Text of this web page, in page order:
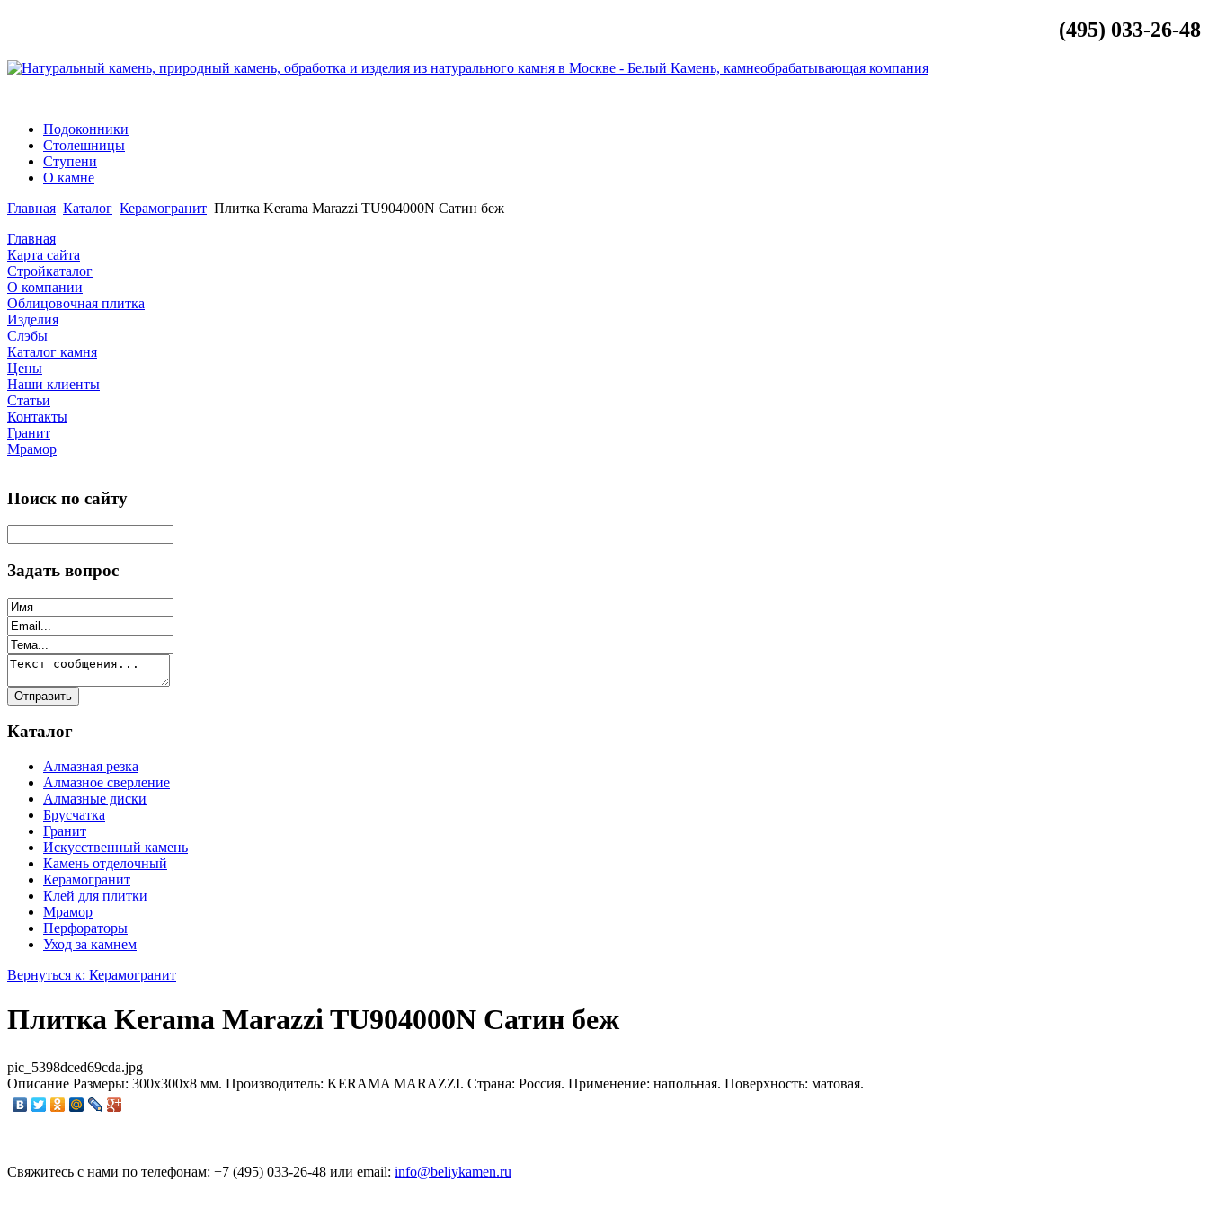
(495) 033-26-48
Подоконники
Столешницы
Ступени
О камне
Главная Каталог Керамогранит Плитка Kerama Marazzi TU904000N Сатин беж
Главная
Карта сайта
Стройкаталог
О компании
Облицовочная плитка
Изделия
Слэбы
Каталог камня
Цены
Наши клиенты
Статьи
Контакты
Гранит
Мрамор
Поиск по сайту
Задать вопрос
Каталог
Алмазная резка
Алмазное сверление
Алмазные диски
Брусчатка
Гранит
Искусственный камень
Камень отделочный
Керамогранит
Клей для плитки
Мрамор
Перфораторы
Уход за камнем
Вернуться к: Керамогранит
Плитка Kerama Marazzi TU904000N Сатин беж
pic_5398dced69cda.jpg
Описание Размеры: 300x300x8 мм. Производитель: KERAMA MARAZZI. Страна: Россия. Применение: напольная. Поверхность: матовая.
Свяжитесь с нами по телефонам: +7 (495) 033-26-48 или email: info@beliykamen.ru